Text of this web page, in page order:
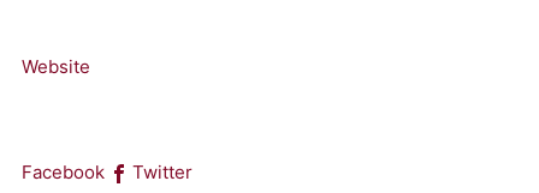
Website
Facebook Twitter